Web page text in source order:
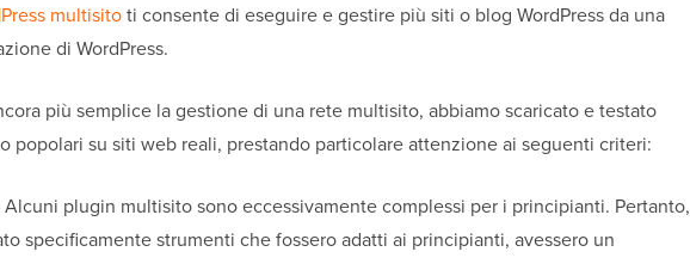
multisitoti consente di eseguire e gestire più siti o blog WordPress da una
di WordPress.
più semplice la gestione di una rete multisito, abbiamo scaricato e testato
popolari su siti web reali, prestando particolare attenzione ai seguenti criteri:
Alcuni plugin multisito sono eccessivamente complessi per i principianti. Pertanto,
specificamente strumenti che fossero adatti ai principianti, avessero un